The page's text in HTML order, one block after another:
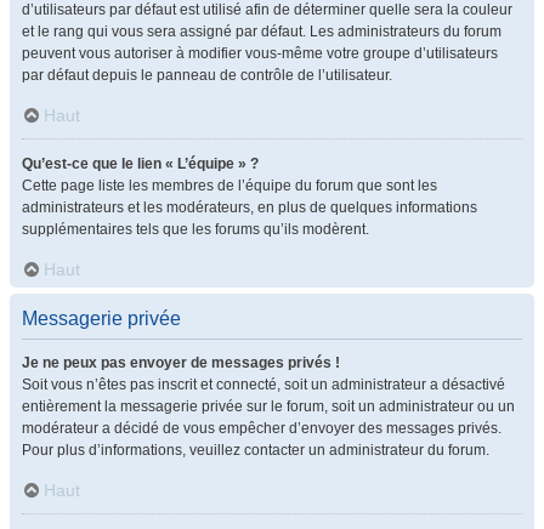
d’utilisateurs par défaut est utilisé afin de déterminer quelle sera la couleur
et le rang qui vous sera assigné par défaut. Les administrateurs du forum
peuvent vous autoriser à modifier vous-même votre groupe d’utilisateurs
par défaut depuis le panneau de contrôle de l’utilisateur.
Haut
Qu’est-ce que le lien « L’équipe » ?
Cette page liste les membres de l’équipe du forum que sont les
administrateurs et les modérateurs, en plus de quelques informations
supplémentaires tels que les forums qu’ils modèrent.
Haut
Messagerie privée
Je ne peux pas envoyer de messages privés !
Soit vous n’êtes pas inscrit et connecté, soit un administrateur a désactivé
entièrement la messagerie privée sur le forum, soit un administrateur ou un
modérateur a décidé de vous empêcher d’envoyer des messages privés.
Pour plus d’informations, veuillez contacter un administrateur du forum.
Haut